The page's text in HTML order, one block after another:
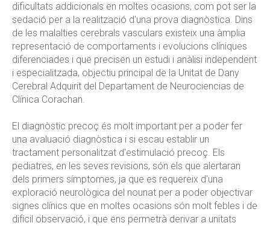
dificultats addicionals en moltes ocasions, com pot ser la
sedació per a la realització d'una prova diagnòstica. Dins
de les malalties cerebrals vasculars existeix una àmplia
representació de comportaments i evolucions clíniques
diferenciades i que precisen un estudi i anàlisi independent
i especialitzada, objectiu principal de la Unitat de Dany
Cerebral Adquirit del Departament de Neurociencias de
Clínica Corachan.
El diagnòstic precoç és molt important per a poder fer
una avaluació diagnòstica i si escau establir un
tractament personalitzat d'estimulació precoç. Els
pediatres, en les seves revisions, són els que alertaran
dels primers símptomes, ja que es requereix d'una
exploració neurològica del nounat per a poder objectivar
signes clínics que en moltes ocasions són molt febles i de
difícil observació, i que ens permetrà derivar a unitats